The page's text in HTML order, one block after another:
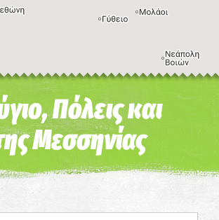
Η εικόνα ενδέχεται να υπόκειται σε πνευματικά δικαιώματα Όροι
Πόλεις και
Μεσσηνίας